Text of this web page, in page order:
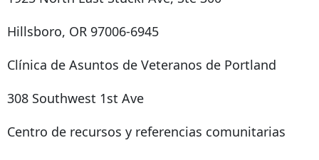
Hillsboro, OR 97006-6945
Clínica de Asuntos de Veteranos de Portland
308 Southwest 1st Ave
Centro de recursos y referencias comunitarias